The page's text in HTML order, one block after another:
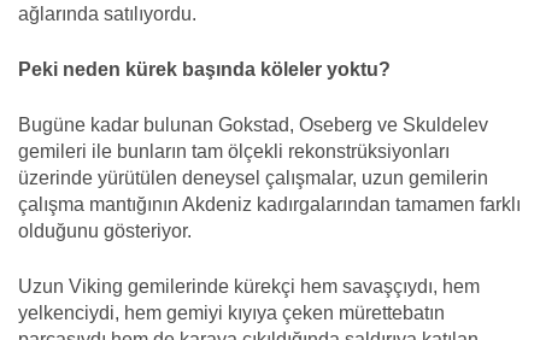
ağlarında satılıyordu.
Peki neden kürek başında köleler yoktu?
Bugüne kadar bulunan Gokstad, Oseberg ve Skuldelev
gemileri ile bunların tam ölçekli rekonstrüksiyonları
üzerinde yürütülen deneysel çalışmalar, uzun gemilerin
çalışma mantığının Akdeniz kadırgalarından tamamen farklı
olduğunu gösteriyor.
Uzun Viking gemilerinde kürekçi hem savaşçıydı, hem
yelkenciydi, hem gemiyi kıyıya çeken mürettebatın